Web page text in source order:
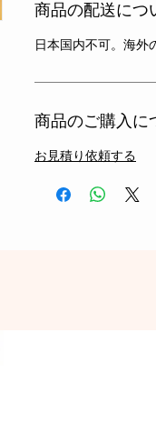
商品の配送につ
日本国内不可。海外
商品のご購入に
お見積り依頼する